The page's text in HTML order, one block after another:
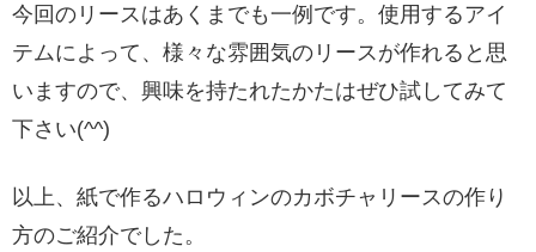
今回のリースはあくまでも一例です。使用するアイ
テムによって、様々な雰囲気のリースが作れると思
いますので、興味を持たれたかたはぜひ試してみて
下さい(^^)
以上、紙で作るハロウィンのカボチャリースの作り
方のご紹介でした。